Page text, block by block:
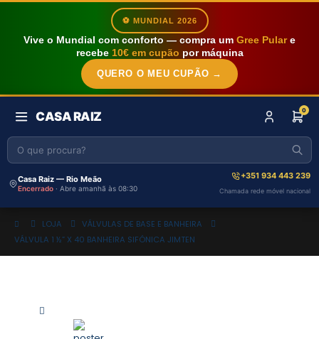
⚽ MUNDIAL 2026
Vive o Mundial com conforto — compra um Gree Pulare
recebe 10€ em cupão por máquina
QUERO O MEU CUPÃO →
CASA RAIZ 0
Casa Raiz — Rio Meão
Encerrado · Abre amanhã às 08:30
+351 934 443 239
Chamada rede móvel nacional
LOJA
VÁLVULAS DE BASE E BANHEIRA
VÁLVULA 1 ½” X 40 BANHEIRA SIFÓNICA JIMTEN